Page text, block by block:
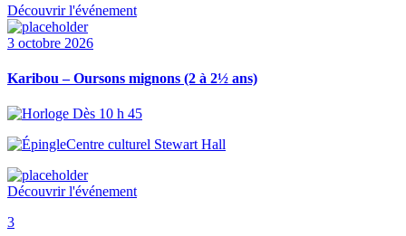
Découvrir l'événement
3 octobre 2026
Karibou – Oursons mignons (2 à 2½ ans)
Dès 10 h 45
Centre culturel Stewart Hall
Découvrir l'événement
3